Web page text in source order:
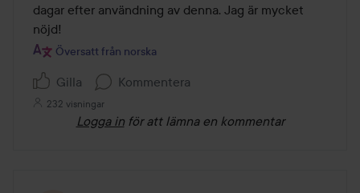
dagar efter användning av denna. Jag är mycket
nöjd!
Översatt från norska
Gilla Kommentera
232 visningar
Logga in för att lämna en kommentar